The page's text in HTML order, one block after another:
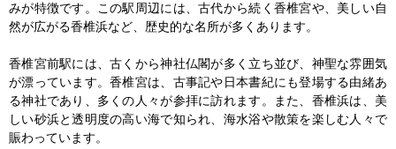
みが特徴です。この駅周辺には、古代から続く香椎宮や、美しい自
然が広がる香椎浜など、歴史的な名所が多くあります。
香椎宮前駅には、古くから神社仏閣が多く立ち並び、神聖な雰囲気
が漂っています。香椎宮は、古事記や日本書紀にも登場する由緒あ
る神社であり、多くの人々が参拝に訪れます。また、香椎浜は、美
しい砂浜と透明度の高い海で知られ、海水浴や散策を楽しむ人々で
賑わっています。